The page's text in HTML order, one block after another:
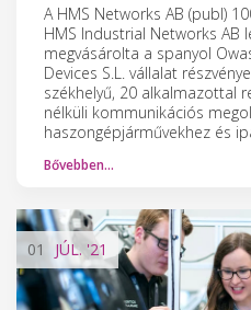
A HMS Networks AB (publ)
HMS Industrial Networks AB
megvásárolta a spanyol
Devices S.L. vállalat
székhelyű, 20 alkalmazottal
nélküli kommunikációs
haszongépjárművekhez és
Bővebben…
01 JÚL.'21